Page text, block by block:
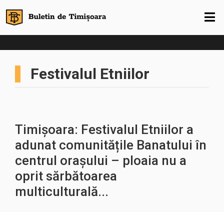
Festivalul Etniilor
Timișoara: Festivalul Etniilor a
adunat comunitățile Banatului în
centrul orașului – ploaia nu a
oprit sărbătoarea
multiculturală...